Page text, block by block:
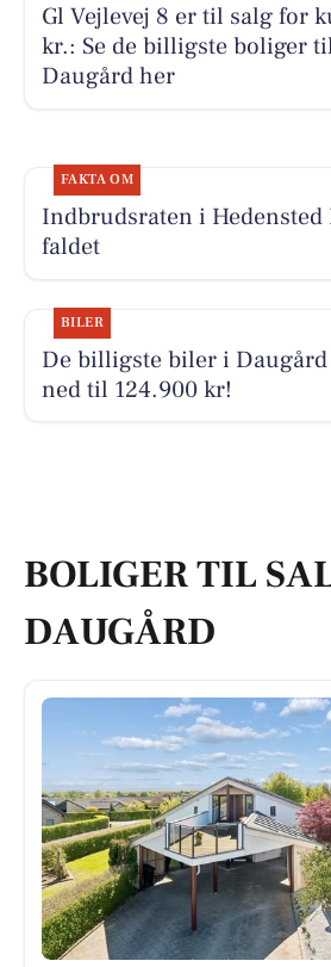
Gl Vejlevej 8 er til salg for
kr.: Se de billigste boliger
Daugård her
FAKTA OM
Indbrudsraten i
faldet
BILER
De billigste biler i
ned til 124.900 kr!
BOLIGER TIL
DAUGÅRD